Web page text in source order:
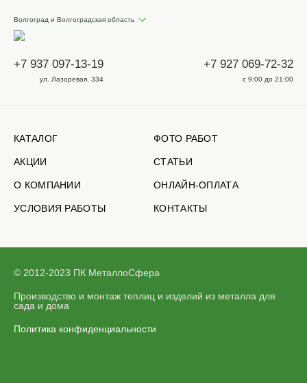
Волгоград и Волгоградская область
+7 937 097-13-19
ул. Лазоревая, 334
+7 927 069-72-32
с 9:00 до 21:00
КАТАЛОГ
АКЦИИ
О КОМПАНИИ
УСЛОВИЯ РАБОТЫ
ФОТО РАБОТ
СТАТЬИ
ОНЛАЙН-ОПЛАТА
КОНТАКТЫ
© 2012-2023 ПК МеталлоСфера
Политика конфиденциальности
Производство и монтаж теплиц и изделий из металла для
сада и дома